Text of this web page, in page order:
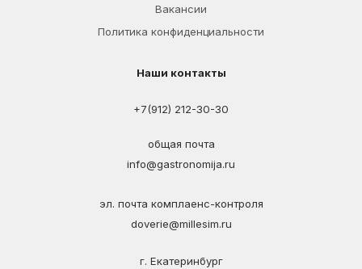
Вакансии
Политика конфиденциальности
Наши контакты
+7(912) 212-30-30
общая почта
info@gastronomija.ru
эл. почта комплаенс-контроля
doverie@millesim.ru
г. Екатеринбург